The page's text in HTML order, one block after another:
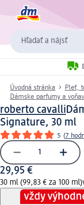
Hľadať a nájsť
Úvodná stránka Pleť,
Dámske parfumy a
roberto cavalli
Signature, 30 ml
5 (7
29,95 €
30 ml (99,83 € za 100 ml)